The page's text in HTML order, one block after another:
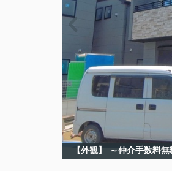
【外観】 ～仲介手数料